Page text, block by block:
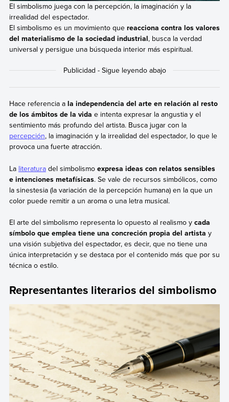
El simbolismo juega con la percepción, la imaginación y la
irrealidad del espectador.
El simbolismo es un movimiento que reacciona contra los valores
del materialismo de la sociedad industrial, busca la verdad
universal y persigue una búsqueda interior más espiritual.
Hace referencia ala independencia del arte en relación al resto
de los ámbitos de la vida e intenta expresar la angustia y el
sentimiento más profundo del artista. Busca jugar con la
percepción, la imaginación y la irrealidad del espectador, lo que le
provoca una fuerte atracción.
La literaturadel simbolismo expresa ideas con relatos sensibles
e intenciones metafísicas. Se vale de recursos simbólicos, como
la sinestesia (la variación de la percepción humana) en la que un
color puede remitir a un aroma o una letra musical.
El arte del simbolismo representa lo opuesto al realismo y cada
símbolo que emplea tiene una concreción propia del artista y
una visión subjetiva del espectador, es decir, que no tiene una
única interpretación y se destaca por el contenido más que por su
técnica o estilo.
Representantes literarios del simbolismo